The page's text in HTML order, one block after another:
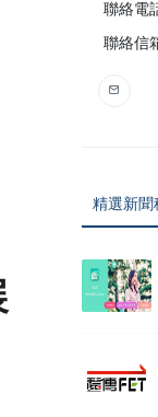
聯絡電
聯絡信
精選新聞